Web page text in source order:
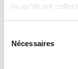
ou qu'ils ont
Nécessaires